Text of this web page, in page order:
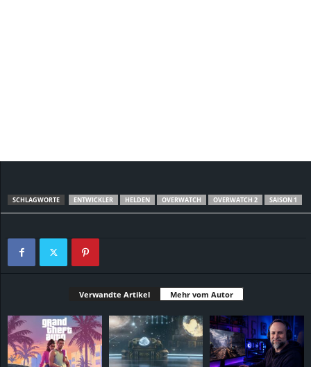
SCHLAGWORTE ENTWICKLER HELDEN OVERWATCH OVERWATCH 2 SAISON 1
Verwandte Artikel Mehr vom Autor